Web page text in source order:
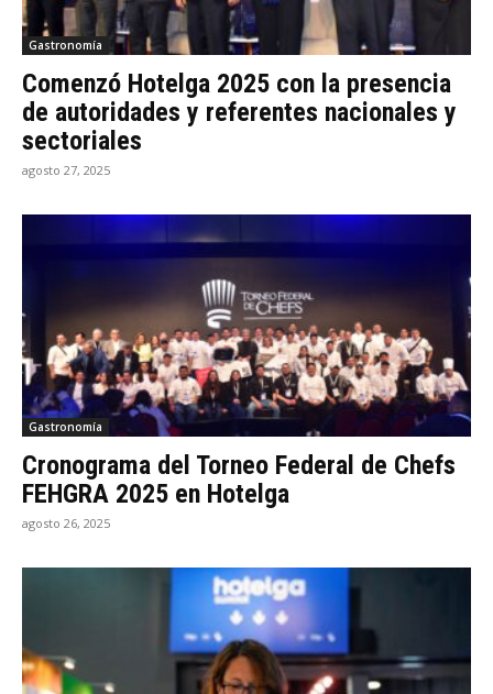
Gastronomía
Comenzó Hotelga 2025 con la presencia
de autoridades y referentes nacionales y
sectoriales
agosto 27, 2025
Gastronomía
Cronograma del Torneo Federal de Chefs
FEHGRA 2025 en Hotelga
agosto 26, 2025